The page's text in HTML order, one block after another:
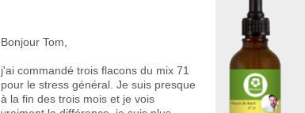
Bonjour Tom,
j'ai commandé trois flacons du mix 71
pour le stress général. Je suis presque
à la fin des trois mois et je vois